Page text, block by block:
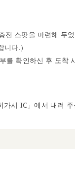
전 스팟을 마련해 두
다.）
를 확인하신 후 도착
가시 IC」에서 내려 주